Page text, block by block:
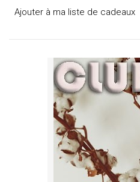
Ajouter à ma liste de cadeaux